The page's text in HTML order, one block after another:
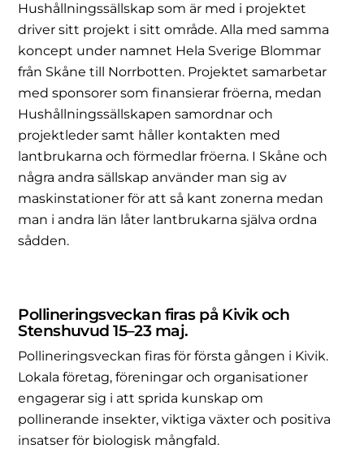
Hushållningssällskap som är med i projektet
driver sitt projekt i sitt område. Alla med samma
koncept under namnet Hela Sverige Blommar
från Skåne till Norrbotten. Projektet samarbetar
med sponsorer som finansierar fröerna, medan
Hushållningssällskapen samordnar och
projektleder samt håller kontakten med
lantbrukarna och förmedlar fröerna. I Skåne och
några andra sällskap använder man sig av
maskinstationer för att så kant zonerna medan
man i andra län låter lantbrukarna själva ordna
sådden.
Pollinerings­veckan firas på Kivik och
Stenshuvud 15–23 maj.
Pollineringsveckan firas för första gången i Kivik.
Lokala företag, föreningar och organisationer
engagerar sig i att sprida kunskap om
pollinerande insekter, viktiga växter och positiva
insatser för biologisk mångfald.